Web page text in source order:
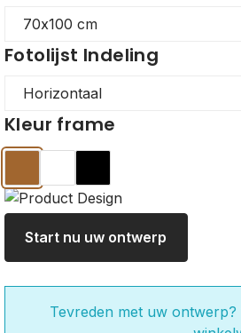
Fotolijst Indeling
Kleur frame
Start nu uw ontwerp
Tevreden met uw